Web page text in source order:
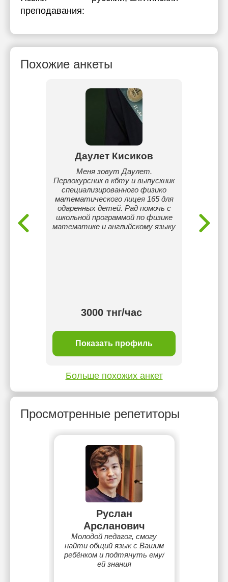
преподавания:
Похожие анкеты
Даулет Кисиков
Меня зовут Даулет.
Первокурсник в кбту и выпускник
специализированного физико
математического лицея 165 для
одаренных детей. Рад помочь с
школьной программой по физике
математике и английскому языку
3000 тнг/час
Показать профиль
Больше похожих анкет
Просмотренные репетиторы
Руслан
Арсланович
Молодой педагог, смогу
найти общий язык с Вашим
ребёнком и подтянуть ему/
ей знания